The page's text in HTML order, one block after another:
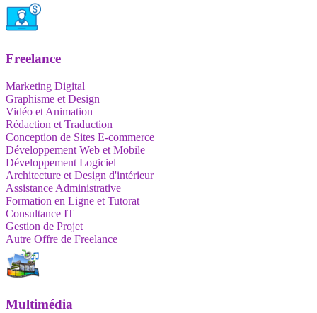
Freelance
Marketing Digital
Graphisme et Design
Vidéo et Animation
Rédaction et Traduction
Conception de Sites E-commerce
Développement Web et Mobile
Développement Logiciel
Architecture et Design d'intérieur
Assistance Administrative
Formation en Ligne et Tutorat
Consultance IT
Gestion de Projet
Autre Offre de Freelance
Multimédia